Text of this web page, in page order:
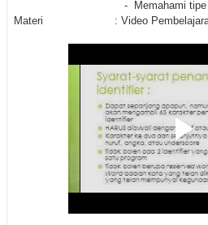
- Memahami tipe data
Materi : Video